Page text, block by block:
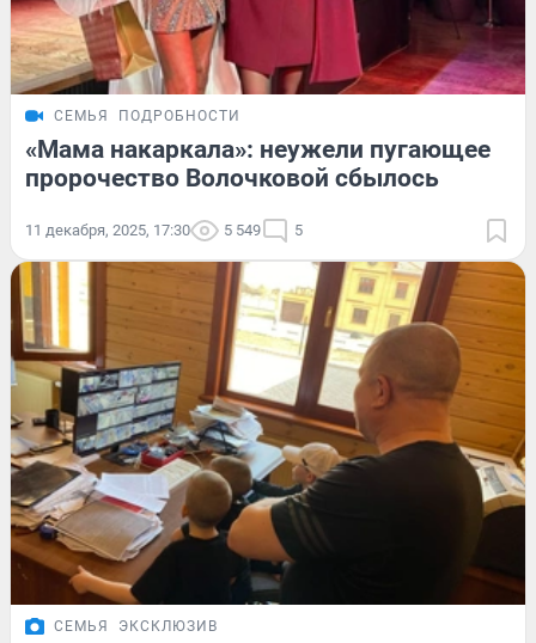
СЕМЬЯ ПОДРОБНОСТИ
«Мама накаркала»: неужели пугающее
пророчество Волочковой сбылось
11 декабря, 2025, 17:30 5 549 5
СЕМЬЯ ЭКСКЛЮЗИВ